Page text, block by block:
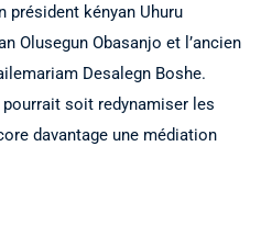
président kényan Uhuru
Olusegun Obasanjo et l’ancien
Desalegn Boshe.
soit redynamiser les
davantage une médiation